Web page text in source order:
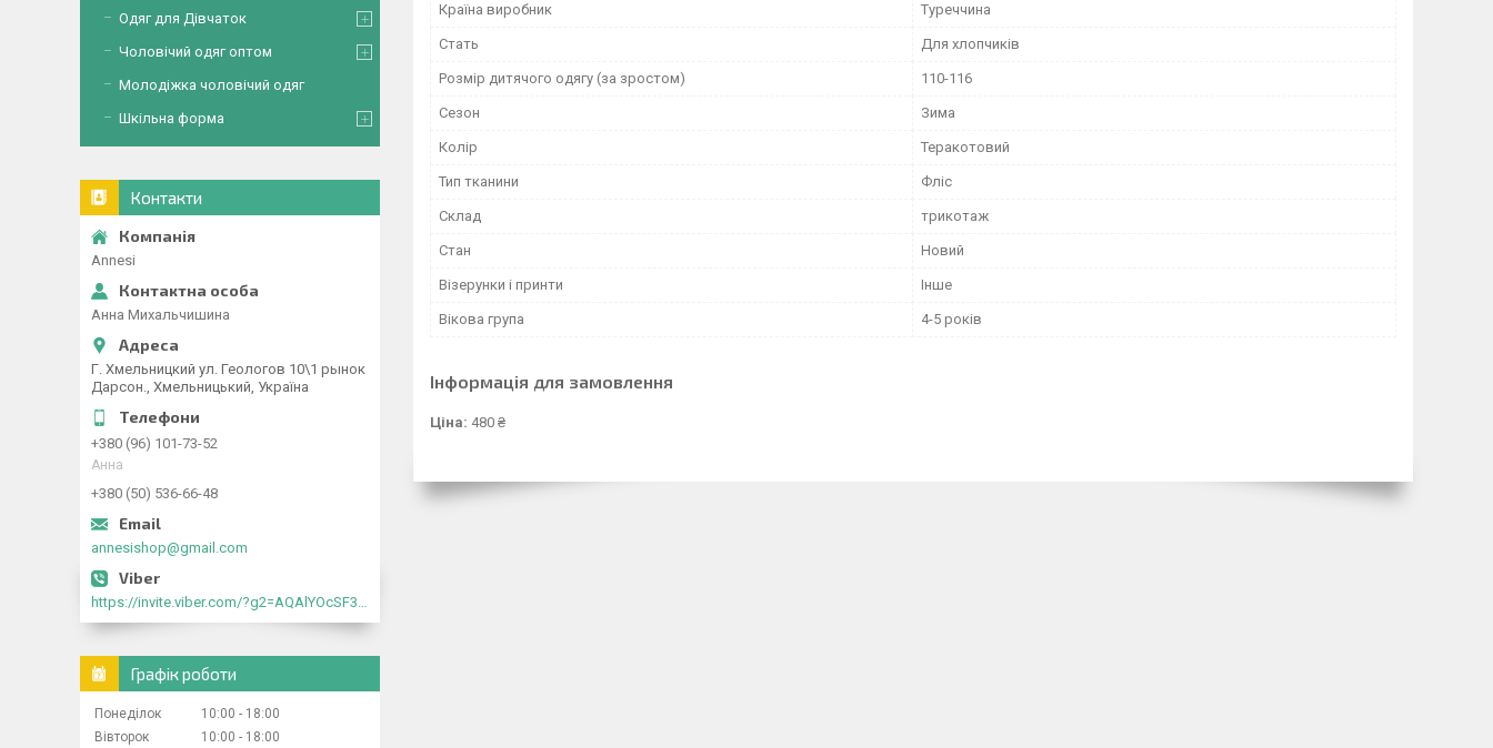
Країна виробник Туреччина
Стать Для хлопчиків
Розмір дитячого одягу (за зростом) 110-116
Сезон Зима
Колір Теракотовий
Тип тканини Фліс
Склад трикотаж
Стан Новий
Візерунки і принти Інше
Вікова група 4-5 років
Інформація для замовлення
Ціна: 480 ₴
Одяг для Дівчаток
Чоловічий одяг оптом
Молодіжка чоловічий одяг
Шкільна форма
Контакти
Annesi
Анна Михальчишина
Г. Хмельницкий ул. Геологов 10\1 рынок
Дарсон., Хмельницький, Україна
+380 (96) 101-73-52
Анна
+380 (50) 536-66-48
annesishop@gmail.com
https://invite.viber.com/?g2=AQAlYOcSF30rb0kdJdojYDWtk4sNE5eWPg2Om5jJmRlpJwnTwfwnCzMMxer2vioZ"
Графік роботи
Понеділок 10:00
18:00
Вівторок
10:00 18:00